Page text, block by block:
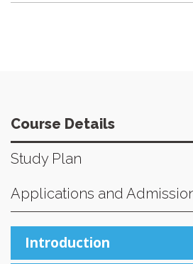
Course Details
Study Plan
Applications and
Introduction